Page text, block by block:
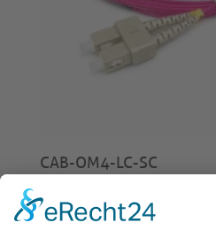
CAB-OM4-LC-SC
ab